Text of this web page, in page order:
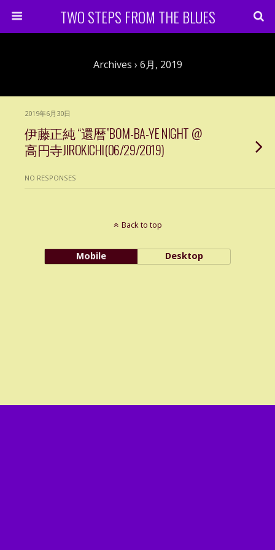
TWO STEPS FROM THE BLUES
Archives › 6月, 2019
2019年6月30日
伊藤正純 “還暦”BOM-BA-YE NIGHT @
高円寺JIROKICHI(06/29/2019)
NO RESPONSES
Back to top
Mobile Desktop